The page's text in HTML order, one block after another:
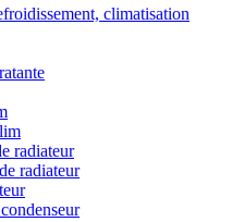
climatisation
radiateur
radiateur